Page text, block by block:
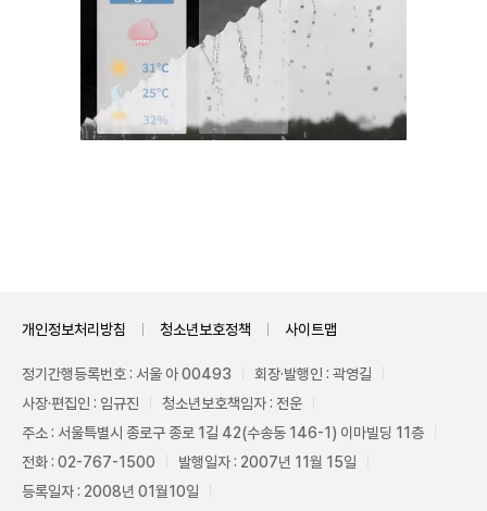
개인정보처리방침 청소년보호정책 사이트맵
정기간행등록번호 : 서울 아 00493
회장·발행인 : 곽영길
사장·편집인 : 임규진
청소년보호책임자 : 전운
주소 : 서울특별시 종로구 종로 1길 42(수송동 146-1) 이마빌딩 11층
전화 : 02-767-1500
발행일자 : 2007년 11월 15일
등록일자 : 2008년 01월10일